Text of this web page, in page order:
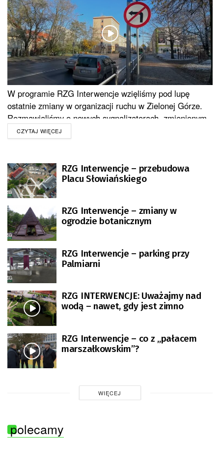
W programie RZG Interwencje wzięliśmy pod lupę
ostatnie zmiany w organizacji ruchu w Zielonej Górze.
Rozmawialiśmy o nowych sygnalizatorach, zmienionym
oznakowaniu i innych nowościach dla kierowców.
CZYTAJ WIĘCEJ
RZG Interwencje – przebudowa
Placu Słowiańskiego
RZG Interwencje – zmiany w
ogrodzie botanicznym
RZG Interwencje – parking przy
Palmiarni
RZG INTERWENCJE: Uważajmy nad
wodą – nawet, gdy jest zimno
RZG Interwencje – co z „pałacem
marszałkowskim”?
WIĘCEJ
polecamy